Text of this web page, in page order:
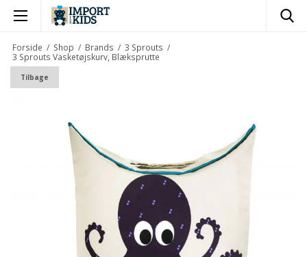
Forside / Shop / Brands / 3 Sprouts /
3 Sprouts Vasketøjskurv, Blæksprutte
Tilbage